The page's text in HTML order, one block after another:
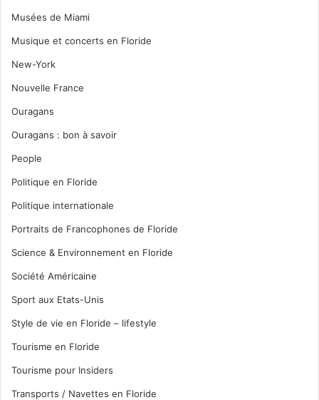
Musées de Miami
Musique et concerts en Floride
New-York
Nouvelle France
Ouragans
Ouragans : bon à savoir
People
Politique en Floride
Politique internationale
Portraits de Francophones de Floride
Science & Environnement en Floride
Société Américaine
Sport aux Etats-Unis
Style de vie en Floride – lifestyle
Tourisme en Floride
Tourisme pour Insiders
Transports / Navettes en Floride